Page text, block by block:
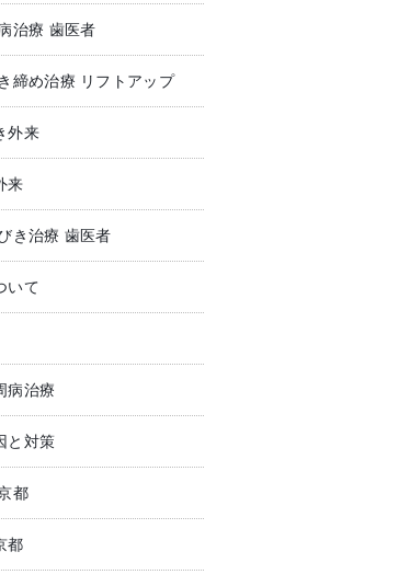
治療 歯医者
締め治療 リフトアップ
外来
来
き治療 歯医者
いて
病治療
と対策
都
都